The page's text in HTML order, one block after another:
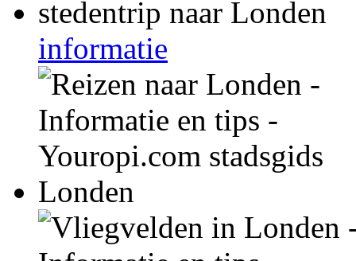
informatie